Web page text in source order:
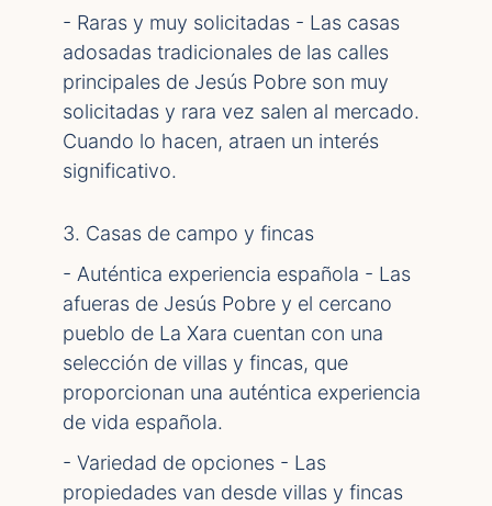
- Raras y muy solicitadas - Las casas
adosadas tradicionales de las calles
principales de Jesús Pobre son muy
solicitadas y rara vez salen al mercado.
Cuando lo hacen, atraen un interés
significativo.
3. Casas de campo y fincas
- Auténtica experiencia española - Las
afueras de Jesús Pobre y el cercano
pueblo de La Xara cuentan con una
selección de villas y fincas, que
proporcionan una auténtica experiencia
de vida española.
- Variedad de opciones - Las
propiedades van desde villas y fincas